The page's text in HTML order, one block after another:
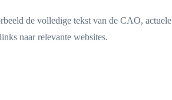
de volledige tekst van de CAO, actuele
naar relevante websites.